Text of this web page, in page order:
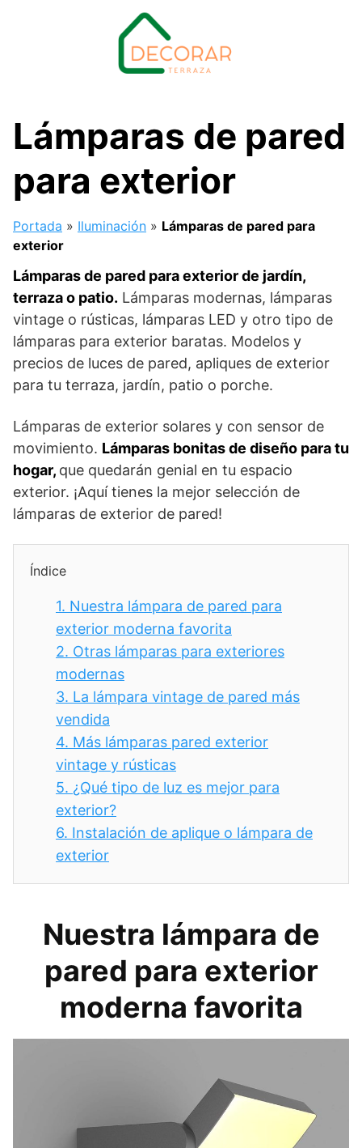
Lámparas de pared
para exterior
Portada » Iluminación » Lámparas de pared para
exterior
Lámparas de pared para exterior de jardín,
terraza o patio. Lámparas modernas, lámparas
vintage o rústicas, lámparas LED y otro tipo de
lámparas para exterior baratas. Modelos y
precios de luces de pared, apliques de exterior
para tu terraza, jardín, patio o porche.
Lámparas de exterior solares y con sensor de
movimiento. Lámparas bonitas de diseño para tu
hogar, que quedarán genial en tu espacio
exterior. ¡Aquí tienes la mejor selección de
lámparas de exterior de pared!
Índice
1. Nuestra lámpara de pared para
exterior moderna favorita
2. Otras lámparas para exteriores
modernas
3. La lámpara vintage de pared más
vendida
4. Más lámparas pared exterior
vintage y rústicas
5. ¿Qué tipo de luz es mejor para
exterior?
6. Instalación de aplique o lámpara de
exterior
Nuestra lámpara de
pared para exterior
moderna favorita